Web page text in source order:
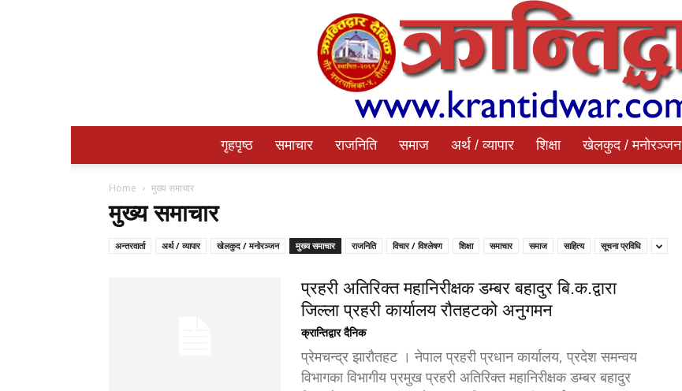
Dainik
गृहपृष्ठ समाचार राजनिति समाज अर्थ / व्यापार शिक्षा खेलकुद / मनोरञ्जन
Home मुख्य समाचार
मुख्य समाचार
अन्तरवार्ता अर्थ / व्यापार खेलकुद / मनोरञ्जन मुख्य समाचार राजनिति विचार / विश्लेषण शिक्षा समाचार समाज साहित्य सूचना प्रविधि
प्रहरी अतिरिक्त महानिरीक्षक डम्बर बहादुर बि.क.द्वारा
जिल्ला प्रहरी कार्यालय रौतहटको अनुगमन
क्रान्तिद्वार दैनिक
प्रेमचन्द्र झारौतहट । नेपाल प्रहरी प्रधान कार्यालय, प्रदेश समन्वय
विभागका विभागीय प्रमुख प्रहरी अतिरिक्त महानिरीक्षक डम्बर बहादुर